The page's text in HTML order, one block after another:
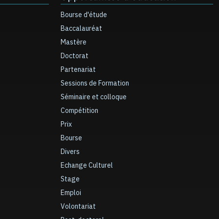
Bourse d'étude
Baccalauréat
Mastère
Doctorat
Partenariat
Sessions de Formation
Séminaire et colloque
Compétition
Prix
Bourse
Divers
Echange Culturel
Stage
Emploi
Volontariat